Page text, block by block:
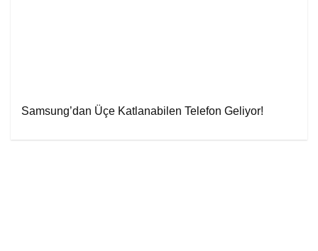
Samsung’dan Üçe Katlanabilen Telefon Geliyor!